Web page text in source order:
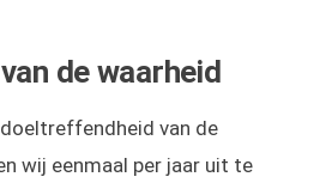
de waarheid
van de
wij eenmaal per jaar uit te